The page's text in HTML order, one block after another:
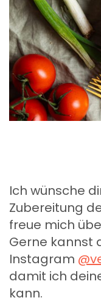
Ich wünsche
Zubereitung
freue mich
Gerne kannst
Instagram
damit ich
kann.